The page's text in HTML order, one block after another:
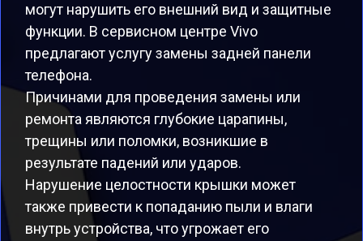
могут нарушить его внешний вид и защитные
функции. В сервисном центре Vivo
предлагают услугу замены задней панели
телефона.
Причинами для проведения замены или
ремонта являются глубокие царапины,
трещины или поломки, возникшие в
результате падений или ударов.
Нарушение целостности крышки может
также привести к попаданию пыли и влаги
внутрь устройства, что угрожает его